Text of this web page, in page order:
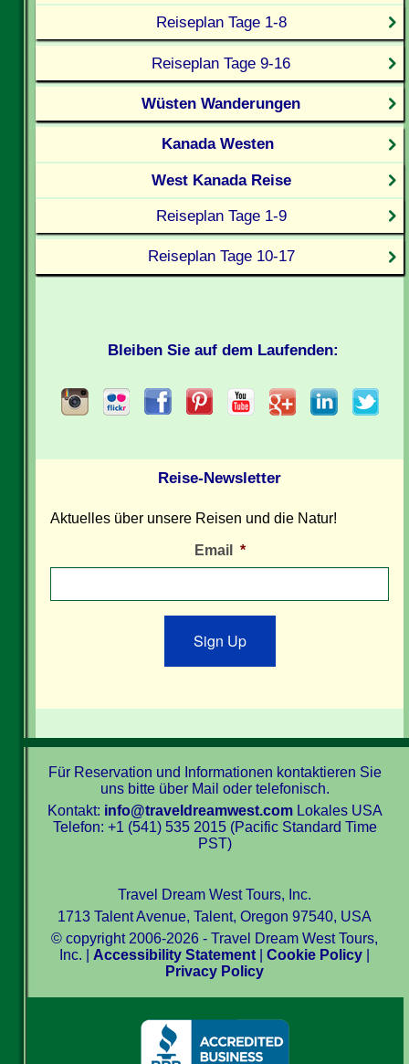
Reiseplan Tage 1-8
Reiseplan Tage 9-16
Wüsten Wanderungen
Kanada Westen
West Kanada Reise
Reiseplan Tage 1-9
Reiseplan Tage 10-17
Bleiben Sie auf dem Laufenden:
Reise-Newsletter
Aktuelles über unsere Reisen und die Natur!
Email *
Sign Up
Für Reservation und Informationen kontaktieren Sie
uns bitte über Mail oder telefonisch.
Kontakt: info@traveldreamwest.comLokales USA
Telefon: +1 (541) 535 2015 (Pacific Standard Time
PST)
Travel Dream West Tours, Inc.
1713 Talent Avenue, Talent, Oregon 97540, USA
© copyright 2006-2026 - Travel Dream West Tours,
Inc. | Accessibility Statement |Cookie Policy
Privacy Policy